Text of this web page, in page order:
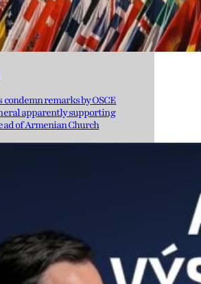
condemn remarks by OSCE
apparently supporting
of Armenian Church